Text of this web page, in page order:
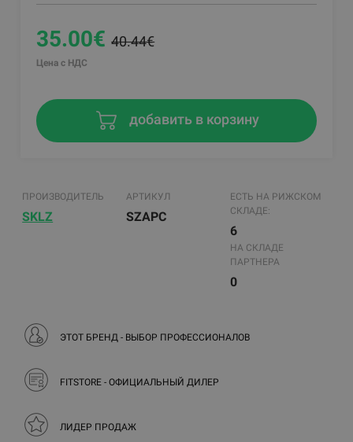
35.00€40.44€
Цена с НДС
добавить в корзину
ПРОИЗВОДИТЕЛЬ
SKLZ
АРТИКУЛ
SZAPC
ЕСТЬ НА РИЖСКОМ
СКЛАДЕ:
6
НА СКЛАДЕ
ПАРТНЕРА
0
ЭТОТ БРЕНД - ВЫБОР ПРОФЕССИОНАЛОВ
FITSTORE - ОФИЦИАЛЬНЫЙ ДИЛЕР
ЛИДЕР ПРОДАЖ